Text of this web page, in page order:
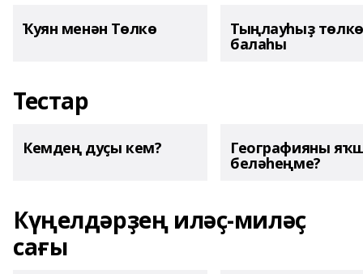
Ҡуян менән Төлкө Тыңлауһыҙ төлкө
балаһы
Тестар
Кемдең дуҫы кем? Географияны
беләһеңме?
Күңелдәрҙең иләҫ-миләҫ
сағы